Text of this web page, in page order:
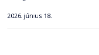
2026. június 18.